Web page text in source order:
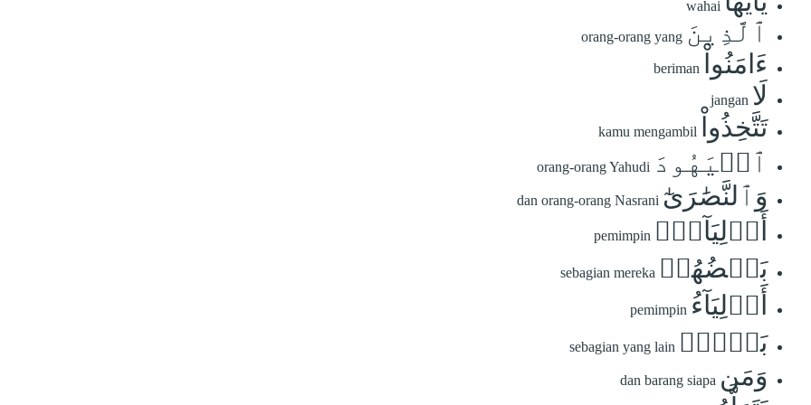
wahai
ٱلَّذِينَ orang-orang yang
ءَامَنُواْ beriman
لَا jangan
تَتَّخِذُواْ kamu mengambil
ٱلۡيَهُودَ orang-orang Yahudi
وَٱلنَّصَٰرَىٰٓ dan orang-orang Nasrani
أَوۡلِيَآءَۘ pemimpin
بَعۡضُهُمۡ sebagian mereka
أَوۡلِيَآءُ pemimpin
بَعۡضٖۚ sebagian yang lain
وَمَن dan barang siapa